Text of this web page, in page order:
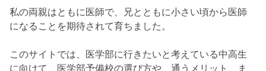
私の両親はともに医師で、兄とともに小さい頃から医師
になることを期待されて育ちました。
このサイトでは、医学部に行きたいと考えている中高生
に向けて、医学部予備校の選び方や、通うメリット、ま